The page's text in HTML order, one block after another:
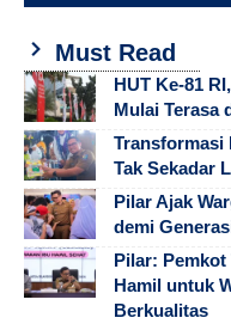
Must Read
HUT Ke-81
Mulai Terasa
Transformasi
Tak Sekadar
Pilar Ajak
demi
Pilar: Pemkot
Hamil untuk
Berkualitas